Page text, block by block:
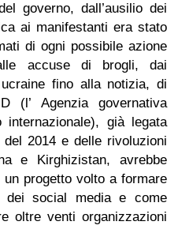
governo, dall’ausilio dei
ai manifestanti era stato
di ogni possibile azione
accuse di brogli, dai
fino alla notizia, di
(l’ Agenzia governativa
già legata
2014 e delle rivoluzioni
e Kirghizistan, avrebbe
un progetto volto a formare
dei social media e come
oltre venti organizzazioni